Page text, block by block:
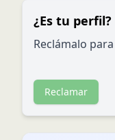
¿Es tu perfil?
Reclámalo
Reclamar